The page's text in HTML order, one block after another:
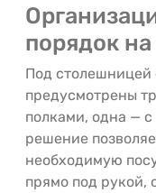
порядок на
Под столешницей
предусмотрены
полками, одна —
решение
необходимую
прямо под рукой,